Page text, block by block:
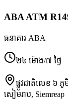
ABA ATM
ធនាគារ ABA
២៤ ម៉ោង/៧ ថ្ងៃ
ផ្លូវជាតិលេខ ៦
សៀមរាប, Siemreap